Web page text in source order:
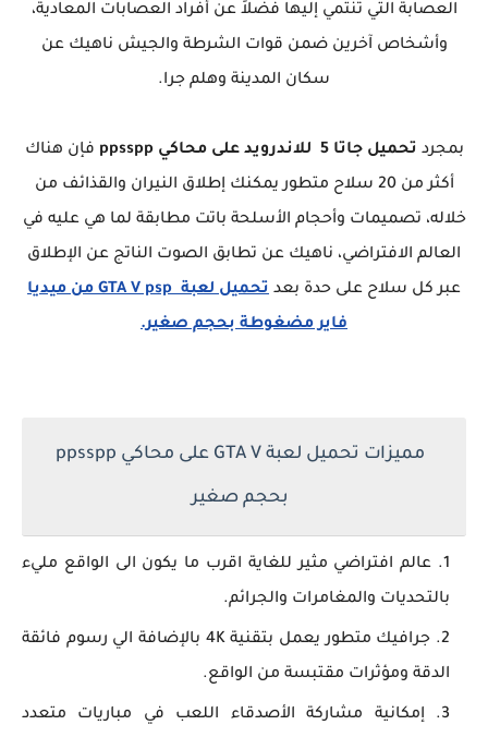
العصابة التي تنتمي إليها فضلاً عن أفراد العصابات المعادية،
وأشخاص آخرين ضمن قوات الشرطة والجيش ناهيك عن
سكان المدينة وهلم جرا.
بمجرد تحميل جاتا 5 للاندرويد على محاكي ppsspp
فإن هناك
أكثر من 20 سلاح متطور يمكنك إطلاق النيران والقذائف من
خلاله، تصميمات وأحجام الأسلحة باتت مطابقة لما هي عليه في
العالم الافتراضي، ناهيك عن تطابق الصوت الناتج عن الإطلاق
عبر كل سلاح على حدة بعد
تحميل لعبة GTA V psp من ميديا
فاير مضغوطة بحجم صغير.
مميزات تحميل لعبة GTA V على محاكي ppsspp
بحجم صغير
عالم افتراضي مثير للغاية اقرب ما يكون الى الواقع مليء
بالتحديات والمغامرات والجرائم.
جرافيك متطور يعمل بتقنية 4K بالإضافة الي رسوم فائقة
الدقة ومؤثرات مقتبسة من الواقع.
إمكانية مشاركة الأصدقاء اللعب في مباريات متعدد